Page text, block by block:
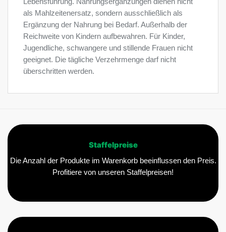
als Mahlzeitenersatz, sondern ausschließlich als
Ergänzung der Nahrung bei Bedarf. Außerhalb der
Reichweite von Kindern aufbewahren. Für Kinder,
Jugendliche, schwangere und stillende Frauen nicht
geeignet. Die tägliche Verzehrmenge darf nicht
überschritten werden.
Staffelpreise
Die Anzahl der Produkte im Warenkorb beeinflussen den Preis.
Profitiere von unseren Staffelpreisen!